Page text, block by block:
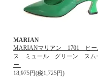
MARIAN
MARIANマリアン 1701 ヒー
ス ミュール グリーン スム
ー
18,975円(税1,725円)